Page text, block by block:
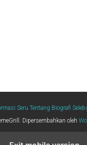
Seru Tentang Biografi
Dipersembahkan oleh